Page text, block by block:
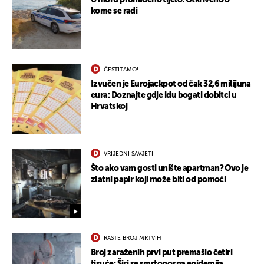
kome se radi
ČESTITAMO!
Izvučen je Eurojackpot od čak 32,6 milijuna
eura: Doznajte gdje idu bogati dobitci u
Hrvatskoj
VRIJEDNI SAVJETI
Što ako vam gosti unište apartman? Ovo je
zlatni papir koji može biti od pomoći
RASTE BROJ MRTVIH
Broj zaraženih prvi put premašio četiri